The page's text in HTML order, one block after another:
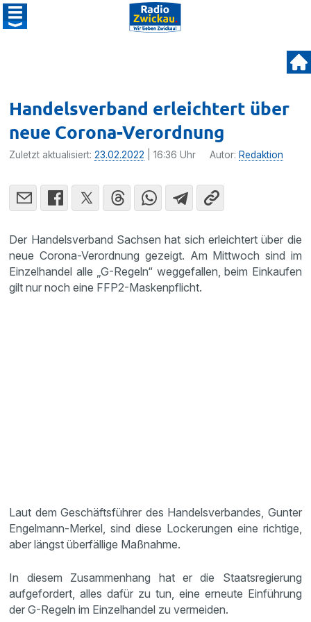
Handelsverband erleichtert über
neue Corona-Verordnung
Zuletzt aktualisiert:23.02.2022 | 16:36 Uhr Autor: Redaktion
Der Handelsverband Sachsen hat sich erleichtert über die
neue Corona-Verordnung gezeigt. Am Mittwoch sind im
Einzelhandel alle „G-Regeln“ weggefallen, beim Einkaufen
gilt nur noch eine FFP2-Maskenpflicht.
Laut dem Geschäftsführer des Handelsverbandes, Gunter
Engelmann-Merkel, sind diese Lockerungen eine richtige,
aber längst überfällige Maßnahme.
In diesem Zusammenhang hat er die Staatsregierung
aufgefordert, alles dafür zu tun, eine erneute Einführung
der G-Regeln im Einzelhandel zu vermeiden.